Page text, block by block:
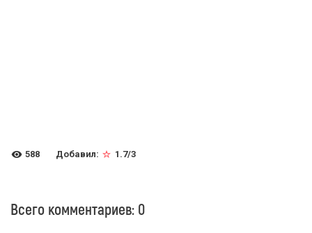
588 Добавил: 1.7/3
Всего комментариев: 0